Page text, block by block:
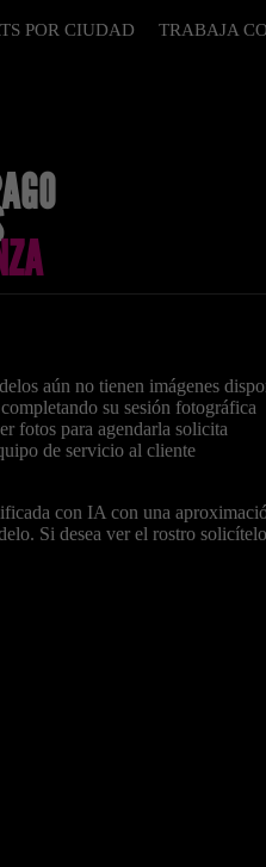
POR CIUDAD TRABAJA
aún no tienen imágenes
su sesión fotográfica
fotos para agendarla solicita
de servicio al cliente
con IA con una
Si desea ver el rostro